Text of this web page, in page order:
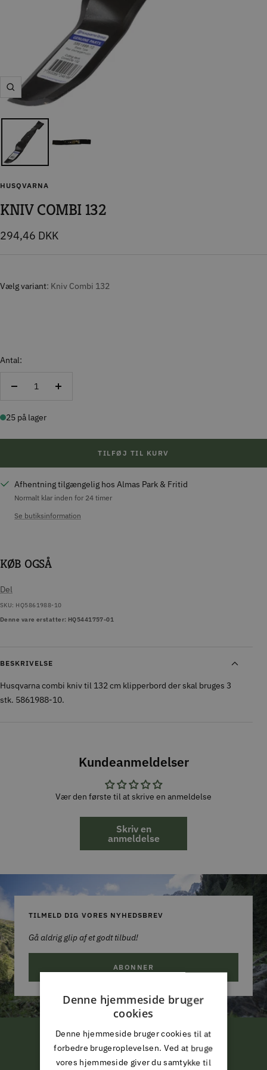
Zoom
HUSQVARNA
KNIV COMBI 132
Tilbudspris
294,46 DKK
Vælg variant Kniv Combi 132
Antal:
Reducer
Forøg
25 på lager
TILFØJ TIL KURV
Afhentning tilgængelig hos Almas Park & Fritid
Normalt klar inden for 24 timer
Se butiksinformation
KØB OGSÅ
Del
SKU: HQ5861988-10
Denne vare erstatter: HQ5441757-01
BESKRIVELSE
Husqvarna combi kniv til 132 cm klipperbord der skal bruges 3
stk. 5861988-10.
Kundeanmeldelser
Vær den første til at skrive en anmeldelse
Skriv en
anmeldelse
TILMELD DIG VORES NYHEDSBREV
Gå aldrig glip af et godt tilbud!
ABONNER
FRI LEVERING
Denne hjemmeside bruger
cookies
Denne hjemmeside bruger cookies til at
forbedre brugeroplevelsen. Ved at bruge
vores hjemmeside giver du samtykke til